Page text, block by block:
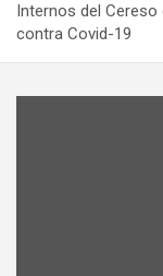
Internos del
contra Covid-19